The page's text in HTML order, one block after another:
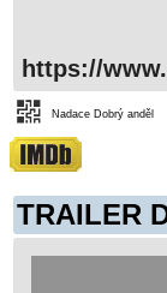
https://
Nadace Dobrý anděl
TRAILER